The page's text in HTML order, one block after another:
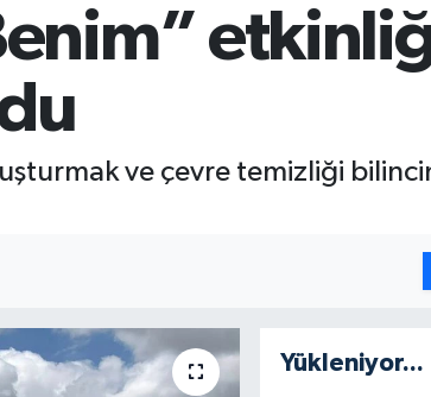
ve çevre temizliği
Yükleniyor...